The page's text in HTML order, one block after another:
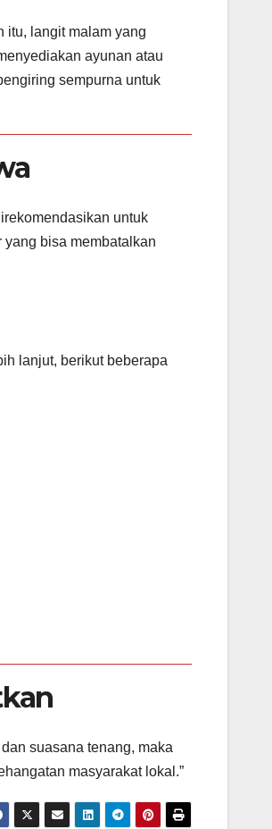
itu, langit malam yang
ayunan atau
sempurna untuk
untuk
bisa membatalkan
lanjut, berikut beberapa
suasana tenang, maka
masyarakat lokal.”